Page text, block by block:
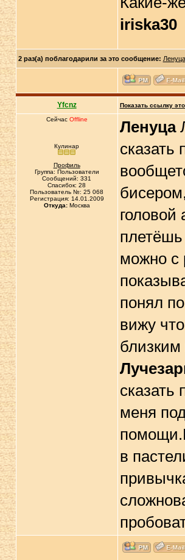
iriska30
2 раз(а) поблагодарили за это сообщение: Ленуца
Yfcnz Показать ссылку
Сейчас Offline
Кулинар
Профиль
Группа: Пользователи
Сообщений: 331
Спасибок: 28
Пользователь №: 25 068
Регистрация: 14.01.2009
Откуда:Москва
Ленуца
головой
можно с
понял
вижу
близким
меня
в